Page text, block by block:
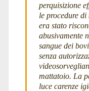
perquisizione
le procedure di
era stato
abusivamente
sangue dei
senza
mattatoio. La
luce carenze